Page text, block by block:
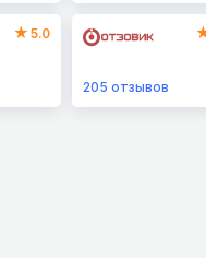
5.0
205 отзывов